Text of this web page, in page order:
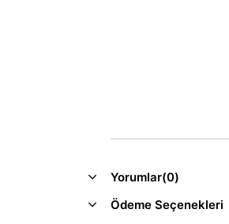
Yorumlar(0)
Ödeme Seçenekleri